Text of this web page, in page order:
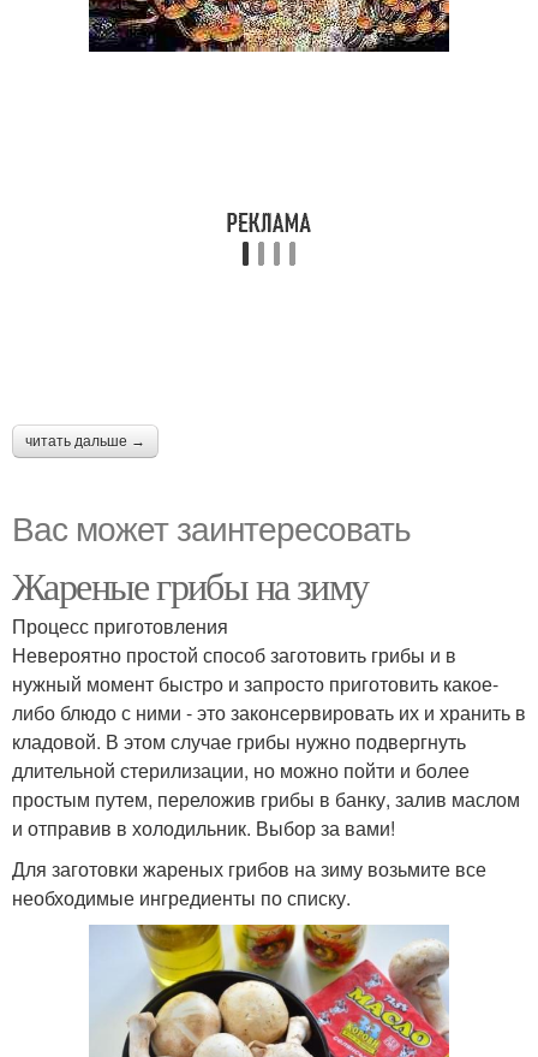
читать дальше →
Вас может заинтересовать
Жареные грибы на зиму
Процесс приготовления
Невероятно простой способ заготовить грибы и в
нужный момент быстро и запросто приготовить какое-
либо блюдо с ними - это законсервировать их и хранить в
кладовой. В этом случае грибы нужно подвергнуть
длительной стерилизации, но можно пойти и более
простым путем, переложив грибы в банку, залив маслом
и отправив в холодильник. Выбор за вами!
Для заготовки жареных грибов на зиму возьмите все
необходимые ингредиенты по списку.